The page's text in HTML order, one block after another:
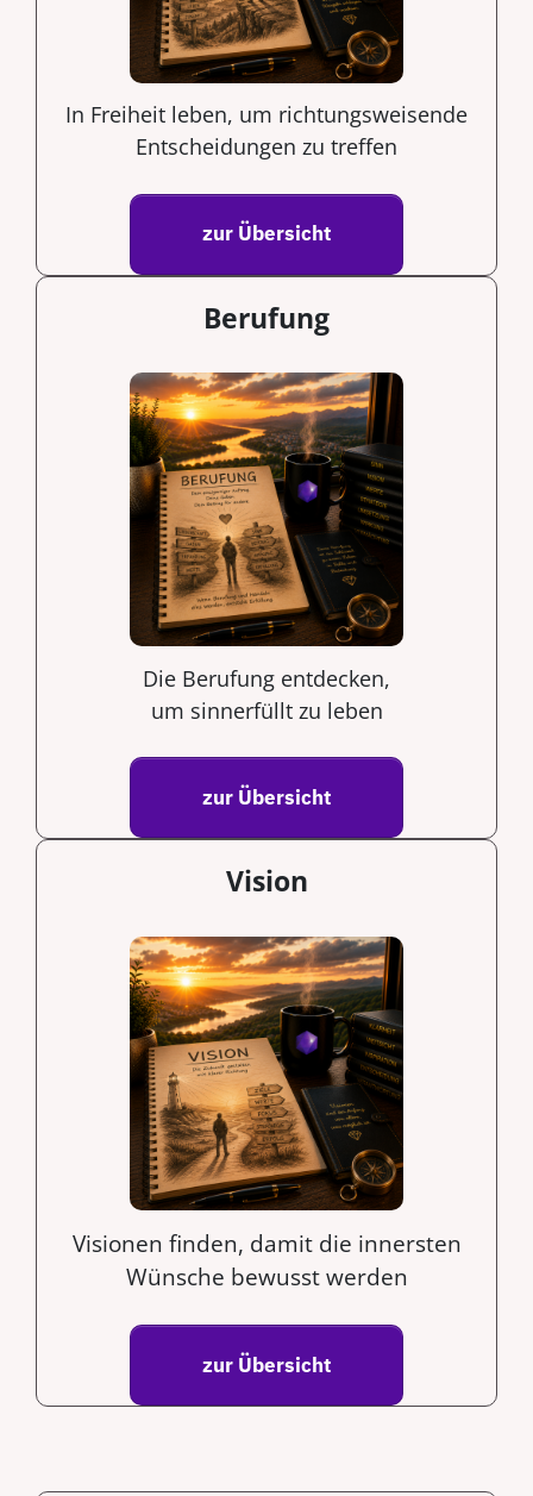
In Freiheit leben, um richtungsweisende
Entscheidungen zu treffen
zur Übersicht
Berufung
Die Berufung entdecken,
um sinnerfüllt zu leben
zur Übersicht
Vision
Visionen finden, damit die innersten
Wünsche bewusst werden
zur Übersicht